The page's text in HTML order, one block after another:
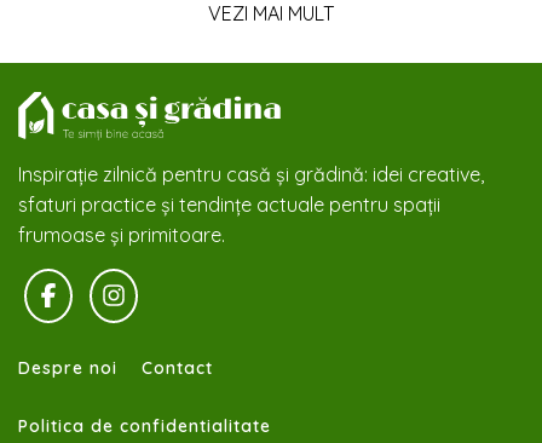
VEZI MAI MULT
Inspirație zilnică pentru casă și grădină: idei creative,
sfaturi practice și tendințe actuale pentru spații
frumoase și primitoare.
Despre noi Contact
Politica de confidentialitate